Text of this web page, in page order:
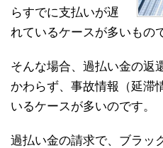
らすでに支払いが遅
れているケースが多いもの
そんな場合、過払い金の返
かわらず、事故情報（延滞
いるケースが多いのです。
過払い金の請求で、ブラッ